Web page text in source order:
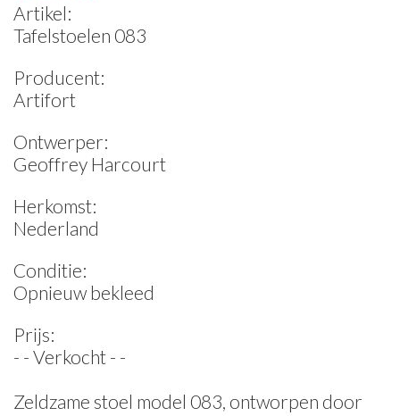
Artikel:
Tafelstoelen 083
Producent:
Artifort
Ontwerper:
Geoffrey Harcourt
Herkomst:
Nederland
Conditie:
Opnieuw bekleed
Prijs:
- - Verkocht - -
Zeldzame stoel model 083, ontworpen door